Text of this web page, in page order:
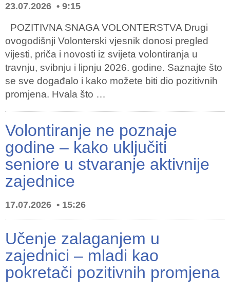
23.07.2026 9:15
POZITIVNA SNAGA VOLONTERSTVA Drugi
ovogodišnji Volonterski vjesnik donosi pregled
vijesti, priča i novosti iz svijeta volontiranja u
travnju, svibnju i lipnju 2026. godine. Saznajte što
se sve događalo i kako možete biti dio pozitivnih
promjena. Hvala što …
Volontiranje ne poznaje
godine – kako uključiti
seniore u stvaranje aktivnije
zajednice
17.07.2026 15:26
Učenje zalaganjem u
zajednici – mladi kao
pokretači pozitivnih promjena